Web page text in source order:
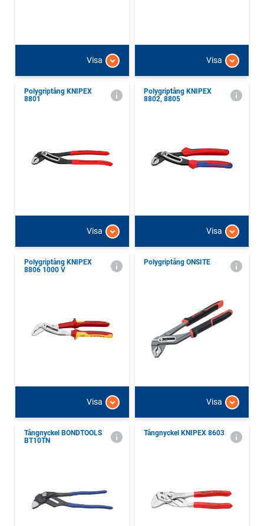
Visa Visa
Polygriptång KNIPEX
8801
Visa
Polygriptång KNIPEX
8802, 8805
Visa
Polygriptång KNIPEX
8806 1000 V
Visa
Polygriptång ONSITE
Visa
Tångnyckel BONDTOOLS
BT10TN
Tångnyckel KNIPEX 8603